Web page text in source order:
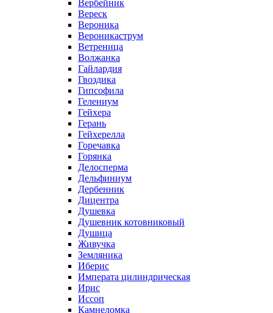
Вербейник
Вереск
Вероника
Вероникаструм
Ветреница
Волжанка
Гайлардия
Гвоздика
Гипсофила
Гелениум
Гейхера
Герань
Гейхерелла
Горечавка
Горянка
Делосперма
Дельфиниум
Дербенник
Дицентра
Душевка
Душевник котовниковый
Душица
Живучка
Земляника
Иберис
Императа цилиндрическая
Ирис
Иссоп
Камнеломка